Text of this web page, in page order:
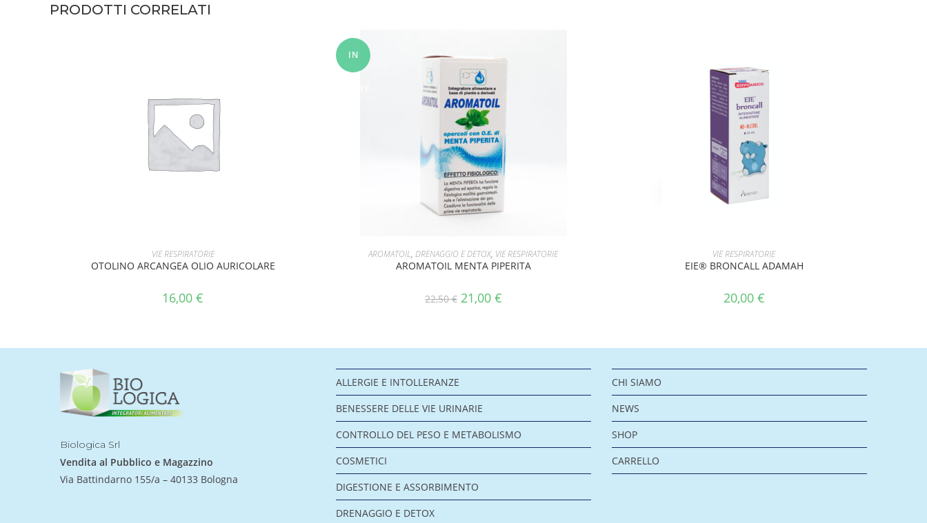
PRODOTTI CORRELATI
AGGIUNGI AL CARRELLO
VIE RESPIRATORIE
OTOLINO ARCANGEA OLIO AURICOLARE
16,00€
IN
AGGIUNGI AL CARRELLO
AROMATOIL,DRENAGGIO E DETOX, VIE RESPIRATORIE
AROMATOIL MENTA PIPERITA
22,50€ 21,00 €
AGGIUNGI AL CARRELLO
VIE RESPIRATORIE
EIE® BRONCALL ADAMAH
20,00 €
Biologica Srl
Vendita al Pubblico e Magazzino
Via Battindarno 155/a – 40133 Bologna
ALLERGIE E INTOLLERANZE
BENESSERE DELLE VIE URINARIE
CONTROLLO DEL PESO E METABOLISMO
COSMETICI
DIGESTIONE E ASSORBIMENTO
DRENAGGIO E DETOX
CHI SIAMO
NEWS
SHOP
CARRELLO